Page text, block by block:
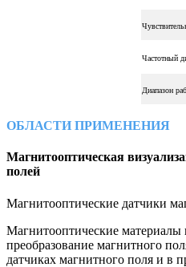
Частотный
Диапазон
ОБЛАСТИ ПРИМЕНЕНИЯ
Магнитооптическая
полей
Магнитооптические датчики
Магнитооптические материалы
преобразование магнитного
датчиках магнитного поля и в